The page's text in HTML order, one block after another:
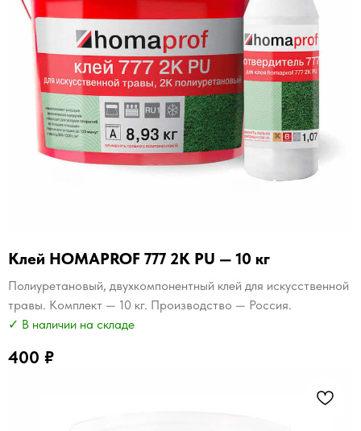
Клей HOMAPROF 777 2K PU — 10 кг
Полиуретановый, двухкомпонентный клей для искусственной
травы. Комплект — 10 кг. Производство — Россия.
✓ В наличии на складе
400 ₽